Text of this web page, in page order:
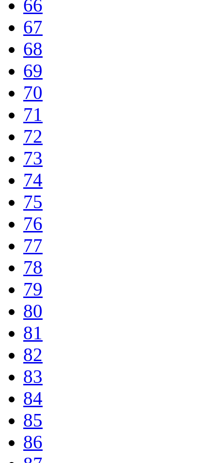
66
67
68
69
70
71
72
73
74
75
76
77
78
79
80
81
82
83
84
85
86